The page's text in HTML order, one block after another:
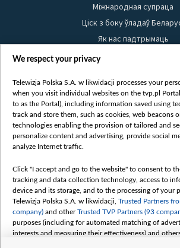
Міжнародная супраца
Ціск з боку ўладаў
Як нас падтрымаць
Правілы выкарыстання
Бяспека
Youtube
Белсат news
Белсат Shorts
Жэстачайшы мульт
Belsat English
Biełsat PL
Белсат Now
Белсат History
We respect your privacy
Telewizja Polska S.A. w likwidacji processes your
when you visit individual websites on the tvp.pl
to as the Portal), including information saved using
track and store them, such as cookies, web beacons
technologies enabling the provision of tailored and
personalize content and advertising, provide social
analyze Internet traffic.
Click "I accept and go to the website" to consent to
tracking and data collection technology, access to
device and its storage, and to the processing of your
Telewizja Polska S.A. w likwidacji, Trusted Partners
company) and otherTrusted TVP Partners (93
purposes (including for automated matching of
interests and measuring their effectiveness) and